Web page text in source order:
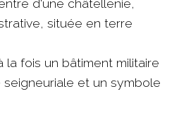
d'une châtellenie,
située en terre
fois un bâtiment militaire
et un symbole